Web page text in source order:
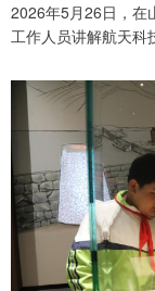
2026年5月26日，在
工作人员讲解航天科